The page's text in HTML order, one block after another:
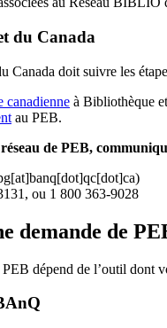
du Canada
Canada doit suivre les
canadienne à Bibliothèque
au PEB.
de PEB,
)
ou 1 800 363-9028
demande de
dépend de l’outil dont